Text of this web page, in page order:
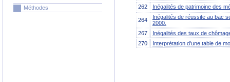
Méthodes
262
Inégalités de patrimoine des
264
Inégalités de réussite au bac
2000.
267
Inégalités des taux de
270
Interprétation d'une table de